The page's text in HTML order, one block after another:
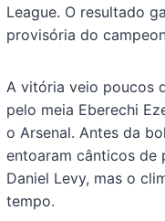
League. O resultado
provisória do
A vitória veio poucos
pelo meia Eberechi
o Arsenal. Antes da
entoaram cânticos
Daniel Levy, mas o
tempo.